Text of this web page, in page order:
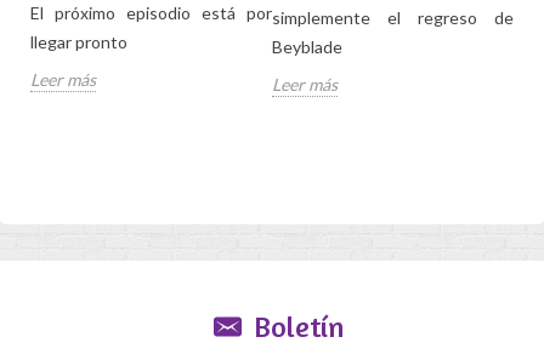
El próximo episodio está por
llegar pronto
Leer más
simplemente el regreso de
Beyblade
Leer más
Boletín